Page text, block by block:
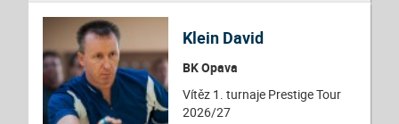
Klein David
BK Opava
Vítěz 1. turnaje Prestige Tour
2026/27